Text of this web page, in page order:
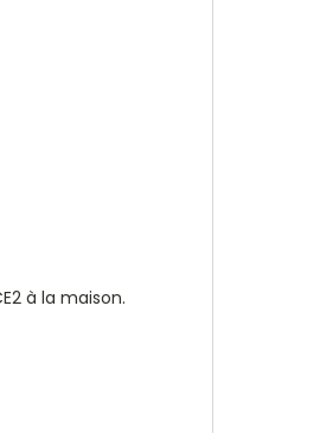
à la maison.